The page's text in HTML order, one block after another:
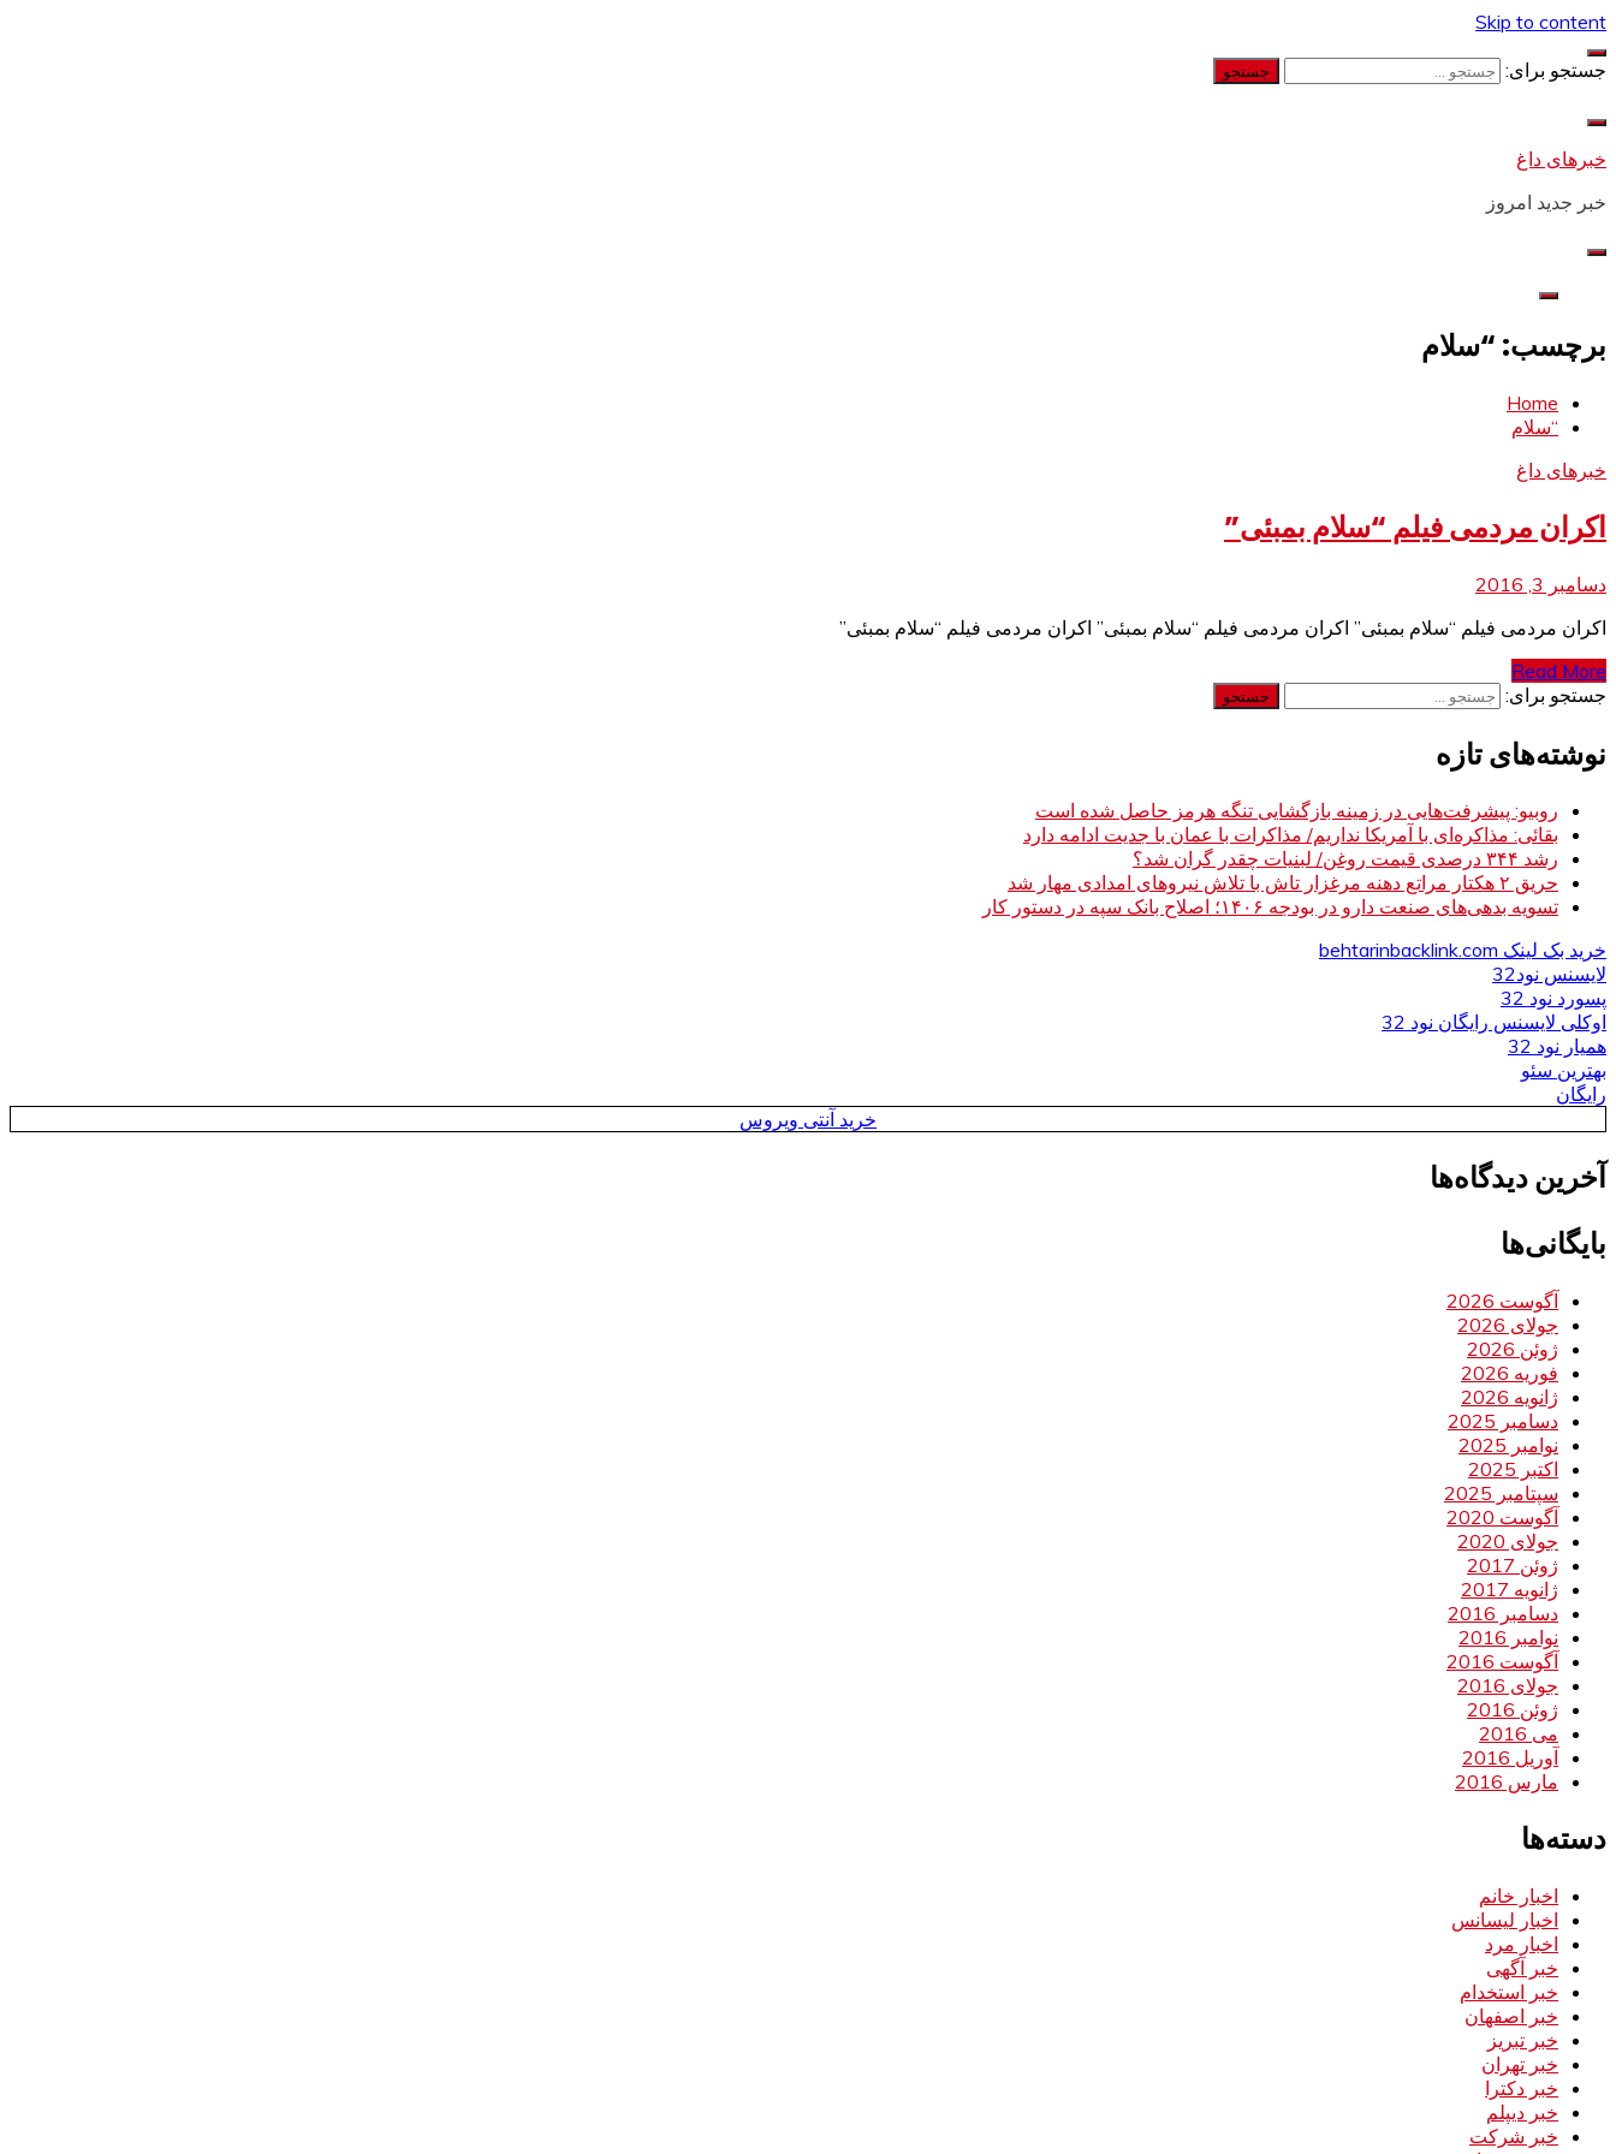
Skip to content
جستجو برای:
خبرهای داغ
خبر جدید امروز
برچسب: “سلام
Home
“سلام
خبرهای داغ
اکران مردمی فیلم “سلام بمبئی”
دسامبر 3, 2016
اکران مردمی فیلم “سلام بمبئی” اکران مردمی فیلم “سلام بمبئی” اکران مردمی فیلم “سلام بمبئی”
Read More
جستجو برای:
نوشته‌های تازه
روبیو: پیشرفت‌هایی در زمینه بازگشایی تنگه هرمز حاصل شده است
بقائی: مذاکره‌ای با آمریکا نداریم/ مذاکرات با عمان با جدیت ادامه دارد
رشد ۳۴۴ درصدی قیمت روغن/ لبنیات چقدر گران شد؟
حریق ۲ هکتار مراتع دهنه مرغزار تاش با تلاش نیروهای امدادی مهار شد
تسویه بدهی‌های صنعت دارو در بودجه ۱۴۰۶؛ اصلاح بانک سپه در دستور کار
خرید بک لینک behtarinbacklink.com
لایسنس نود32
پسورد نود 32
اوکلی لایسنس رایگان نود 32
همیار نود 32
بهترین سئو
رایگان
خرید آنتی ویروس
آخرین دیدگاه‌ها
بایگانی‌ها
آگوست 2026
جولای 2026
ژوئن 2026
فوریه 2026
ژانویه 2026
دسامبر 2025
نوامبر 2025
اکتبر 2025
سپتامبر 2025
آگوست 2020
جولای 2020
ژوئن 2017
ژانویه 2017
دسامبر 2016
نوامبر 2016
آگوست 2016
جولای 2016
ژوئن 2016
می 2016
آوریل 2016
مارس 2016
دسته‌ها
اخبار خانم
اخبار لیسانس
اخبار مرد
خبر آگهی
خبر استخدام
خبر اصفهان
خبر تبریز
خبر تهران
خبر دکترا
خبر دیپلم
خبر شرکت